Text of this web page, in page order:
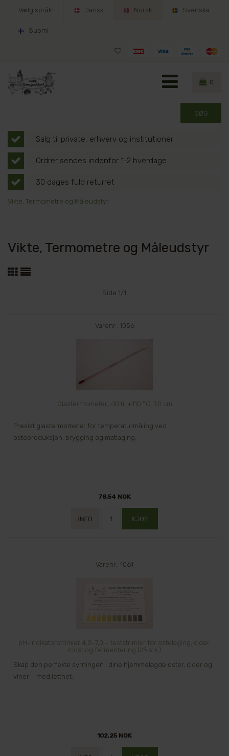
Vælg språk: Dansk Norsk Svenska
Suomi
0
Salg til private, erhverv og institutioner
Ordrer sendes indenfor 1-2 hverdage
30 dages fuld returret
Vikte, Termometre og Måleudstyr
Vikte, Termometre og Måleudstyr
Side 1/1
Varenr.: 1056
Glastermometer, -10 til +110 °C, 30 cm
Presist glastermometer for temperaturmåling ved
osteproduksjon, brygging og matlaging.
78,54 NOK
Varenr.: 1061
pH-indikatorstrimler 4,0–7,0 – teststrimler for ostelaging, cider,
most og fermentering (25 stk.)
Skap den perfekte syrningen i dine hjemmelagde oster, cider og
viner – med letthet.
102,25 NOK